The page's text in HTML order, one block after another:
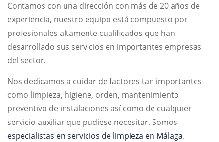
Contamos con una dirección con más de 20 años de
experiencia, nuestro equipo está compuesto por
profesionales altamente cualificados que han
desarrollado sus servicios en importantes empresas
del sector.
Nos dedicamos a cuidar de factores tan importantes
como limpieza, higiene, orden, mantenimiento
preventivo de instalaciones así como de cualquier
servicio auxiliar que pudiese necesitar. Somos
especialistas en servicios de limpieza en Málaga.